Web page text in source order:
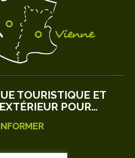
TOURISTIQUE ET
POUR…